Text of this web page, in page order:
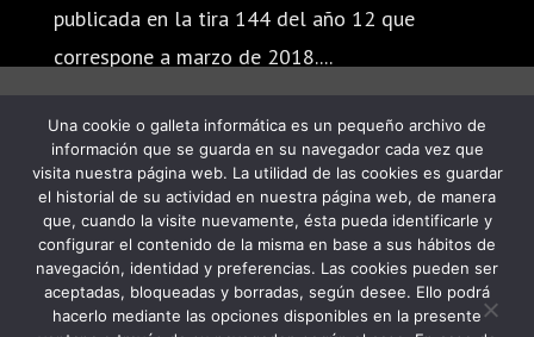
publicada en la tira 144 del año 12 que
correspone a marzo de 2018....
PROGRAMA KIT DIGITAL FINANCIADO POR
LOS FONDOS NEXT GENERATION DEL
Una cookie o galleta informática es un pequeño archivo de
información que se guarda en su navegador cada vez que
visita nuestra página web. La utilidad de las cookies es guardar
el historial de su actividad en nuestra página web, de manera
que, cuando la visite nuevamente, ésta pueda identificarle y
configurar el contenido de la misma en base a sus hábitos de
navegación, identidad y preferencias. Las cookies pueden ser
aceptadas, bloqueadas y borradas, según desee. Ello podrá
hacerlo mediante las opciones disponibles en la presente